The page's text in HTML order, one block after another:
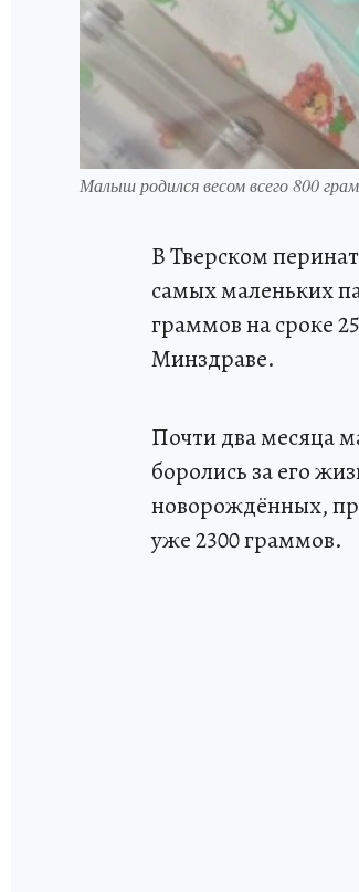
Малыш родился весом всего 800
В Тверском
самых маленьких
граммов на сроке
Минздраве.
Почти два месяца
боролись за его
новорождённых,
уже 2300 граммов.